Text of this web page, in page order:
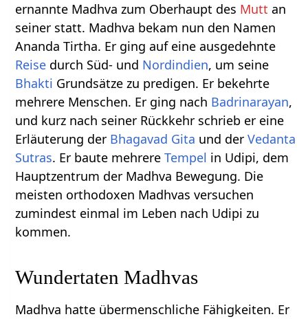
ernannte Madhva zum Oberhaupt des Mutt an
seiner statt. Madhva bekam nun den Namen
Ananda Tirtha. Er ging auf eine ausgedehnte
Reise durch Süd- und Nordindien, um seine
Bhakti Grundsätze zu predigen. Er bekehrte
mehrere Menschen. Er ging nach Badrinarayan,
und kurz nach seiner Rückkehr schrieb er eine
Erläuterung der Bhagavad Gita und derVedanta
Sutras. Er baute mehrereTempel in Udipi, dem
Hauptzentrum der Madhva Bewegung. Die
meisten orthodoxen Madhvas versuchen
zumindest einmal im Leben nach Udipi zu
kommen.
Wundertaten Madhvas
Madhva hatte übermenschliche Fähigkeiten. Er